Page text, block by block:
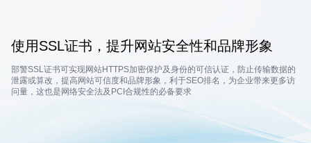
使用SSL证书，提升网站安全性和品牌形象
部警SSL证书可实现网站HTTPS加密保护及身份的可信认证，防止传输数据的
泄露或算改，提高网站可信度和品牌形象，利于SEO排名，为企业带来更多访
问量，这也是网络安全法及PCI合规性的必备要求